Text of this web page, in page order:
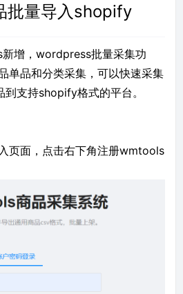
批量导入shopify
增，wordpress批量采集功
单品和分类采集，可以快速采集
支持shopify格式的平台。
页面，点击右下角注册wmtools